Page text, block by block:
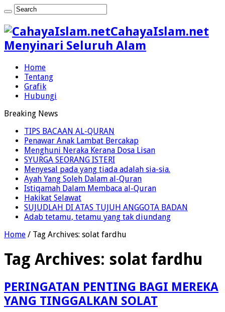
CahayaIslam.net
Menyinari Seluruh Alam
Home
Tentang
Grafik
Hubungi
Breaking News
TIPS BACAAN AL-QURAN
Penawar Anak Lambat Bercakap
Menghuni Neraka Kerana Dosa Lisan
SYURGA SEORANG ISTERI
Menyesal pada yang tiada adalah sia-sia.
Ayah Yang Soleh Dalam al-Quran
Istiqamah Dalam Membaca al-Quran
Hakikat Selawat
SUJUDLAH DI ATAS TUJUH ANGGOTA BADAN
Adab tetamu, tetamu yang tak diundang
Home / Tag Archives: solat fardhu
Tag Archives: solat fardhu
PERINGATAN PENTING BAGI MEREKA
YANG TINGGALKAN SOLAT